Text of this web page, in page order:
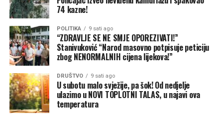
Kijev, s druge strane, pokušava da umanji razmjere štete.
Nakon dvonedjeljnih žestokih udara ruskih dronova i
raketa na Odesu i druge primorske gradove, ukrajinski
ministar poljoprivrede Taras Visocki tvrdio je u julu da
su luke i dalje otvorene i operativne. Međutim, oko 90
odsto brodovlasnika obustavilo je dolaske jer su – baš
kao i u Ormuskom moreuzu blizu Irana – troškovi
osiguranja skočili u nebesa zbog konstantne opasnosti
od novih napada.
74 kazne!
POLITIKA 9 sati ago
“ZDRAVLJE SE NE SMJE OPOREZIVATI!”
Stanivuković “Narod masovno potpisuje peticiju
zbog NENORMALNIH cijena lijekova!”
DRUŠTVO 9 sati ago
U subotu malo svježije, pa šok! Od nedjelje
ulazimo u NOVI TOPLOTNI TALAS, u najavi ova
temperatura